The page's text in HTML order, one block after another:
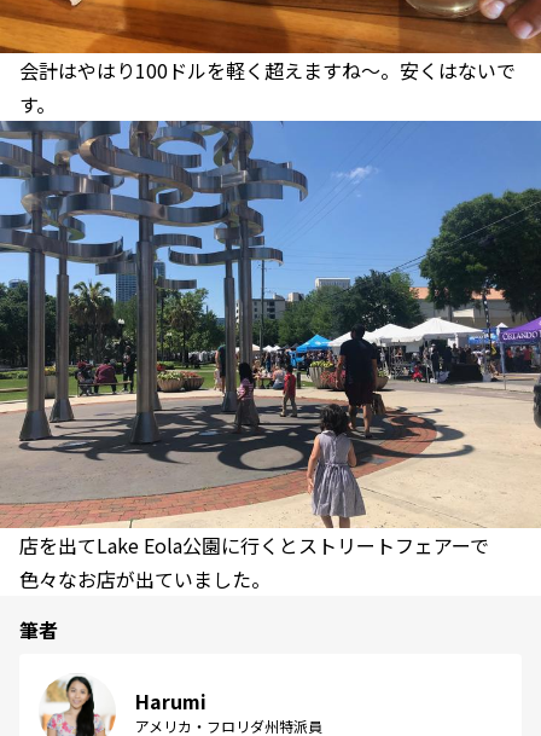
会計はやはり100ドルを軽く超えますね〜。安くはないで
す。
店を出てLake Eola公園に行くとストリートフェアーで
色々なお店が出ていました。
筆者
Harumi
アメリカ・フロリダ州特派員